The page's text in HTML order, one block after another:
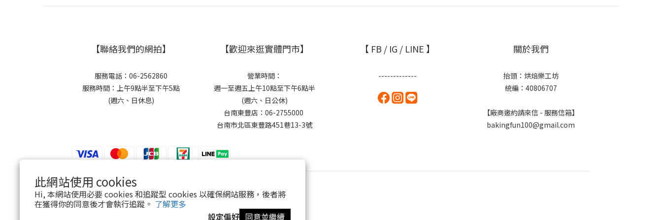
此網站使用 cookies
Hi, 本網站使用必要 cookies 和追蹤型 cookies 以確保網站服務，後者將
在獲得你的同意後才會執行追蹤。 了解更多
設定偏好 同意並繼續
【聯絡我們的網拍】
服務電話：06-2562860
服務時間：上午9點半至下午5點
(週六、日休息)
【歡迎來逛實體門市】
營業時間：
週一至週五上午10點至下午6點半
(週六、日公休)
台南東豐店：06-2755000
台南市北區東豐路451巷13-3號
【 FB / IG / LINE 】
-------------
關於我們
抬頭：烘焙樂工坊
統編：40806707
【廠商邀約請來信 - 服務信箱】
bakingfun100@gmail.com
$TWD 繁體中文